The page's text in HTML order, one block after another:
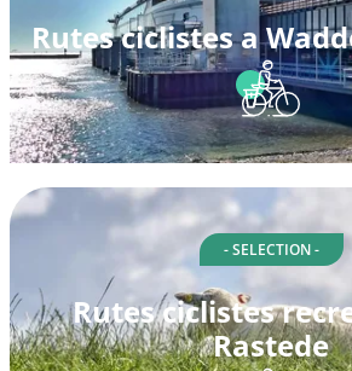
Rutes ciclistes a
- SELECTION -
Rutes ciclistes
Rastede